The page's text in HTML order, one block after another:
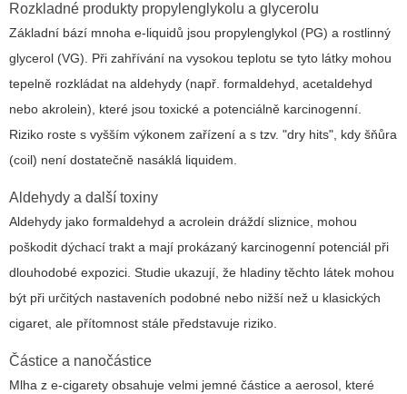
Rozkladné produkty propylenglykolu a glycerolu
Základní bází mnoha e‑liquidů jsou propylenglykol (PG) a rostlinný
glycerol (VG). Při zahřívání na vysokou teplotu se tyto látky mohou
tepelně rozkládat na aldehydy (např. formaldehyd, acetaldehyd
nebo akrolein), které jsou toxické a potenciálně karcinogenní.
Riziko roste s vyšším výkonem zařízení a s tzv. "dry hits", kdy šňůra
(coil) není dostatečně nasáklá liquidem.
Aldehydy a další toxiny
Aldehydy jako formaldehyd a acrolein dráždí sliznice, mohou
poškodit dýchací trakt a mají prokázaný karcinogenní potenciál při
dlouhodobé expozici. Studie ukazují, že hladiny těchto látek mohou
být při určitých nastaveních podobné nebo nižší než u klasických
cigaret, ale přítomnost stále představuje riziko.
Částice a nanočástice
Mlha z e‑cigarety obsahuje velmi jemné částice a aerosol, které